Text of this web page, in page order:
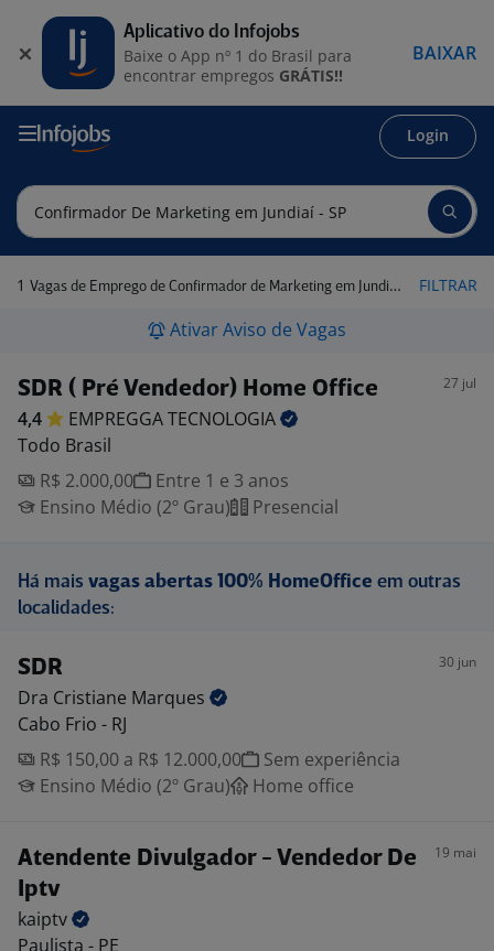
Login
1 Vagas de Emprego de Confirmador de Marketing em Jundiaí - SP FILTRAR
Ativar Aviso de Vagas
SDR ( Pré Vendedor) Home Office 27 jul
4,4 EMPREGGATECNOLOGIA
Todo Brasil
R$ 2.000,00
Entre 1 e 3 anos
Ensino Médio (2º Grau)
Presencial
Há mais vagas abertas 100% HomeOffice em outras
localidades:
SDR 30 jun
Dra Cristiane Marques
Cabo Frio - RJ
R$ 150,00 a R$ 12.000,00
Sem experiência
Ensino Médio (2º Grau)
Home office
Atendente Divulgador - Vendedor De
Iptv
19 mai
kaiptv
Paulista - PE
Aplicativo do Infojobs
Baixe o App nº 1 do Brasil para
encontrar empregos GRÁTIS!!
BAIXAR